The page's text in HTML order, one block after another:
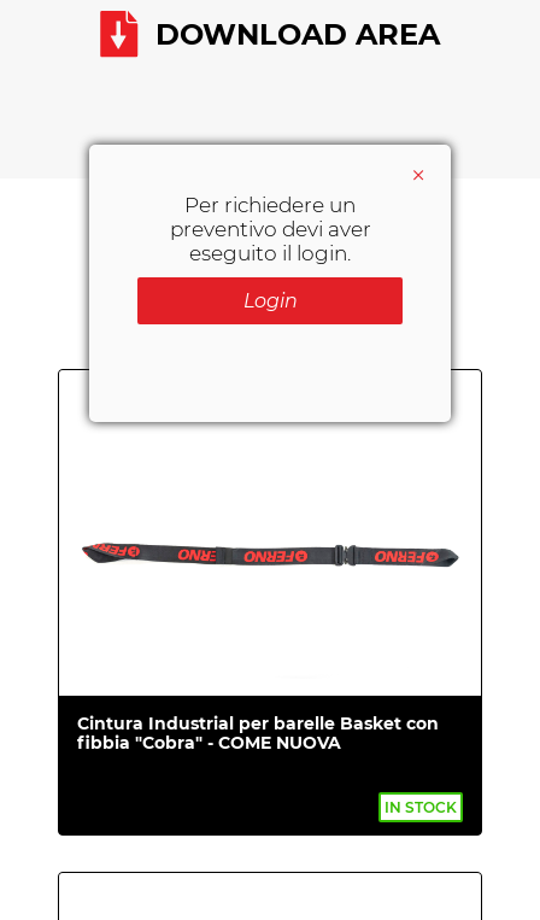
×
Per richiedere un
preventivo devi aver
eseguito il login.
Login
DOWNLOAD AREA
POTREBBERO
INTERESSARTI ANCHE:
Cintura Industrial per barelle Basket con
fibbia "Cobra" - COME NUOVA
IN STOCK